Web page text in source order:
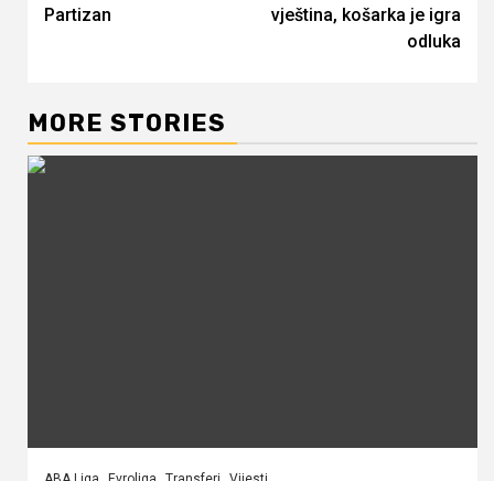
Partizan
vještina, košarka je igra
odluka
MORE STORIES